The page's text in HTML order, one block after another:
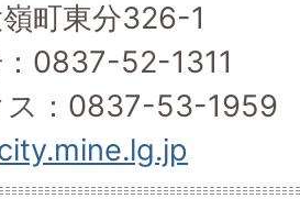
町東分326-1
0837-52-1311
ス：0837-53-1959